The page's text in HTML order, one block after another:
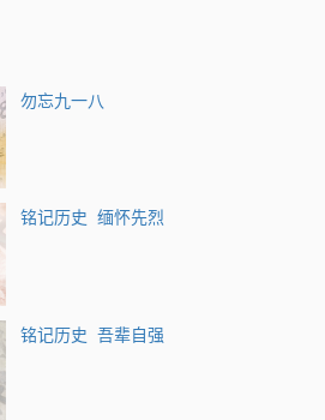
勿忘九一八
铭记历史 缅怀先烈
铭记历史 吾辈自强